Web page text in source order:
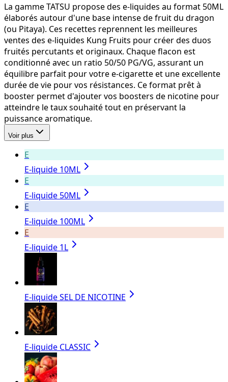
La gamme TATSU propose des e-liquides au format 50ML
élaborés autour d'une base intense de fruit du dragon
(ou Pitaya). Ces recettes reprennent les meilleures
ventes des e-liquides Kung Fruits pour créer des duos
fruités percutants et originaux. Chaque flacon est
conditionné avec un ratio 50/50 PG/VG, assurant un
équilibre parfait pour votre e-cigarette et une excellente
durée de vie pour vos résistances. Ce format prêt à
booster permet d'ajouter vos boosters de nicotine pour
atteindre le taux souhaité tout en préservant la
puissance aromatique.
Voir plus
E
E-liquide 10ML
E
E-liquide 50ML
E
E-liquide 100ML
E
E-liquide 1L
E-liquide SEL DE NICOTINE
E-liquide CLASSIC